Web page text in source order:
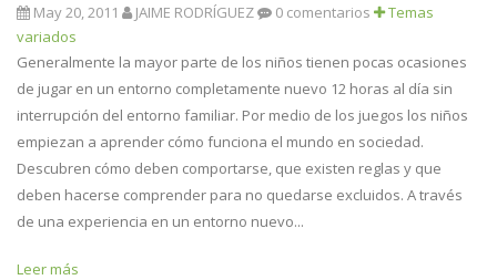
May 20, 2011
JAIME RODRÍGUEZ 0 comentarios
Temas
variados
Generalmente la mayor parte de los niños tienen pocas ocasiones
de jugar en un entorno completamente nuevo 12 horas al día sin
interrupción del entorno familiar. Por medio de los juegos los niños
empiezan a aprender cómo funciona el mundo en sociedad.
Descubren cómo deben comportarse, que existen reglas y que
deben hacerse comprender para no quedarse excluidos. A través
de una experiencia en un entorno nuevo...
Leer más